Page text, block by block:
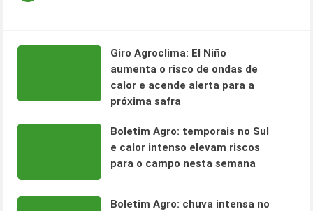
Giro Agroclima: El Niño
aumenta o risco de ondas de
calor e acende alerta para a
próxima safra
Boletim Agro: temporais no Sul
e calor intenso elevam riscos
para o campo nesta semana
Boletim Agro: chuva intensa no